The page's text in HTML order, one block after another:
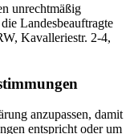
unrechtmäßig
Landesbeauftragte
Kavalleriestr. 2-4,
anzupassen, damit
entspricht oder um